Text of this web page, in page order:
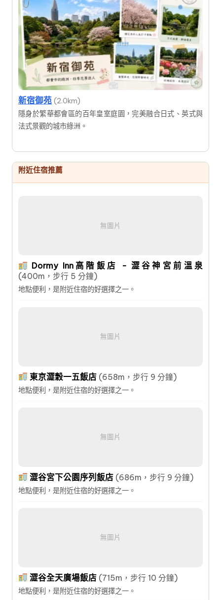
新宿御苑 (2.0km)
隱身於繁華都會區的百年皇室庭園，完美融合日式、英式與
法式景觀的城市綠洲。
附近住宿推薦
無圖片
Dormy Inn高階飯店 - 澀谷神宮前溫泉
(400m，步行 5 分鐘)
地點便利，是附近住宿的好選擇之一。
無圖片
東京澀穀一五飯店 (658m，步行 9 分鐘)
地點便利，是附近住宿的好選擇之一。
無圖片
澀谷宮下公園序列飯店 (686m，步行 9 分鐘)
地點便利，是附近住宿的好選擇之一。
無圖片
澀谷全天廣場飯店 (715m，步行 10 分鐘)
地點便利，是附近住宿的好選擇之一。